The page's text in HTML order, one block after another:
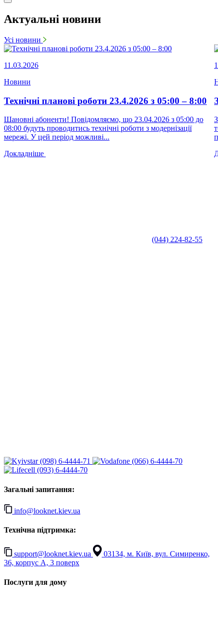
Актуальні новини
Усі новини
11.03.2026
Новини
Технічні планові роботи 23.4.2026 з 05:00 – 8:00
Шановні абоненти! Повідомляємо, що 23.04.2026 з 05:00 до
08:00 будуть проводитись технічні роботи з модернізації
мережі. У цей період можливі...
Докладніше
(044) 224-82-55
(098) 6-4444-71
(066) 6-4444-70
(093) 6-4444-70
Загальні запитання:
info@looknet.kiev.ua
Технічна підтримка:
support@looknet.kiev.ua
03134, м. Київ, вул. Симиренко,
36, корпус А, 3 поверх
Послуги для дому